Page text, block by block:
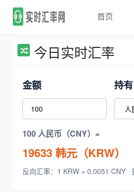
首页
今日实时汇率
金额 持有
100 人民币（CNY）=
19633韩元（KRW）
反向汇率：1 KRW = 0.0051 CNY